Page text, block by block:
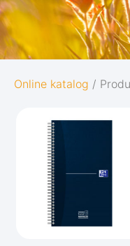
til vårt
hvor vi har
deg å finne
Online katalog /